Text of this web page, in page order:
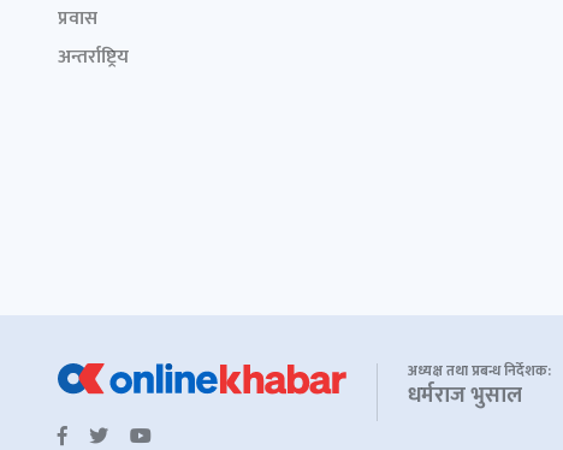
प्रवास
अन्तर्राष्ट्रिय
अध्यक्ष तथा प्रबन्ध निर्देशक:
धर्मराज भुसाल